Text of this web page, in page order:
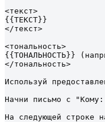
<текст>
{{ТЕКСТ}}
</текст>
<тональность>
{{ТОНАЛЬНОСТЬ}}
</тональность>
Используй
Начни письмо с
На следующей строке